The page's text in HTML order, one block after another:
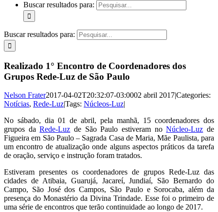
Buscar resultados para:
Buscar resultados para:
Realizado 1° Encontro de Coordenadores dos
Grupos Rede-Luz de São Paulo
Nelson Frater2017-04-02T20:32:07-03:0002 abril 2017|Categories:
Notícias, Rede-Luz|Tags: Núcleos-Luz|
No sábado, dia 01 de abril, pela manhã, 15 coordenadores dos
grupos daRede-Luz de São Paulo estiveram noNúcleo-Luz de
Figueira em São Paulo – Sagrada Casa de Maria, Mãe Paulista, para
um encontro de atualização onde alguns aspectos práticos da tarefa
de oração, serviço e instrução foram tratados.
Estiveram presentes os coordenadores de grupos Rede-Luz das
cidades de Atibaia, Guarujá, Jacareí, Jundiaí, São Bernardo do
Campo, São José dos Campos, São Paulo e Sorocaba, além da
presença do Monastério da Divina Trindade. Esse foi o primeiro de
uma série de encontros que terão continuidade ao longo de 2017.